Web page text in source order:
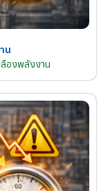
น
ลืองพลังงาน